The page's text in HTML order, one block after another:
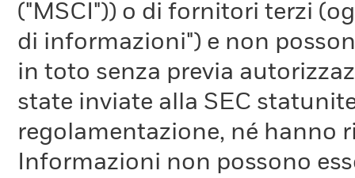
("MSCI")) o di fornitori terzi
di informazioni") e non
in toto senza previa
state inviate alla SEC
regolamentazione, né hanno
Informazioni non possono